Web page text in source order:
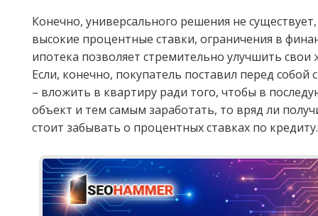
Конечно, универсального решения не
высокие процентные ставки, ограничения в
ипотека позволяет стремительно улучшить свои
Если, конечно, покупатель поставил перед собой
– вложить в квартиру ради того, чтобы в
объект и тем самым заработать, то вряд ли
стоит забывать о процентных ставках по кредиту.